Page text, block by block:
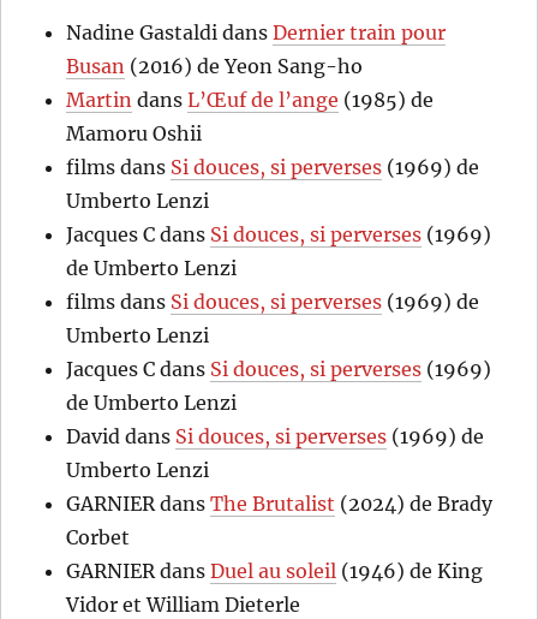
Nadine Gastaldi dansDernier train pour
Busan (2016) de Yeon Sang-ho
Martin dansL’Œuf de l’ange (1985) de
Mamoru Oshii
films dans Si douces, si perverses (1969) de
Umberto Lenzi
Jacques C dans Si douces, si perverses (1969)
de Umberto Lenzi
films dans Si douces, si perverses (1969) de
Umberto Lenzi
Jacques C dans Si douces, si perverses (1969)
de Umberto Lenzi
David dans Si douces, si perverses (1969) de
Umberto Lenzi
GARNIERdansThe Brutalist (2024) de Brady
Corbet
GARNIERdansDuel au soleil (1946) de King
Vidor et William Dieterle